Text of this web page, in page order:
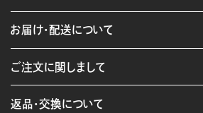
お届け・配送について
ご注文に関しまして
返品・交換について